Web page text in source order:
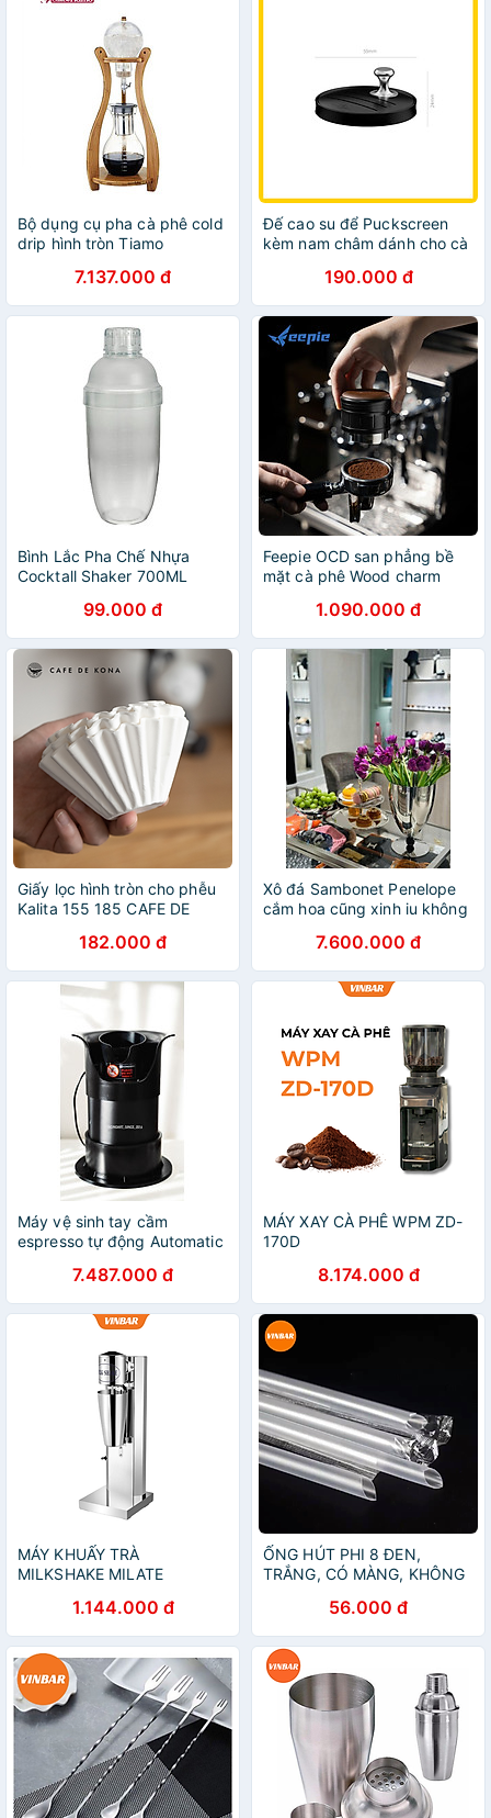
Bộ dụng cụ pha cà phê cold
drip hình tròn Tiamo
7.137.000 đ
Đế cao su để Puckscreen
kèm nam châm dánh cho cà
3Bomber190.000 đ
Bình Lắc Pha Chế Nhựa
Cocktall Shaker 700ML
99.000 đ
Feepie OCD san phẳng bề
mặt cà phê Wood charm
1.090.000 đ
Giấy lọc hình tròn cho phễu
Kalita 155 185 CAFE DE
182.000 đ
Xô đá Sambonet Penelope
cắm hoa cũng xinh iu không
7.600.000 đ
Máy vệ sinh tay cầm
espresso tự động Automatic
7.487.000 đ
MÁY XAY CÀ PHÊ WPM ZD-
170D
8.174.000 đ
MÁY KHUẤY TRÀ
MILKSHAKE MILATE
1.144.000 đ
ỐNG HÚT PHI 8 ĐEN,
TRẮNG, CÓ MÀNG, KHÔNG
- ( 1 BỊCH KHOẢNG 345
ỐNG )
56.000 đ